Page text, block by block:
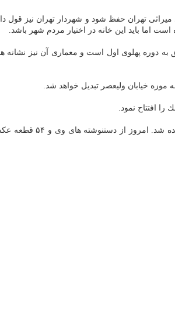
بعنوان بنای میراثی تهران حفظ شود و شهردار تهران
اما باید این خانه در اختیار مردم شهر باشد.
به دوره پهلوی اول است و معماری آن نیز
موزه خیابان ولیعصر تبدیل خواهد شد.
افتتاح نمود.
وی با بیان این كه احتساب الملك پدر استاد مقدم بود، اظهار داشت: